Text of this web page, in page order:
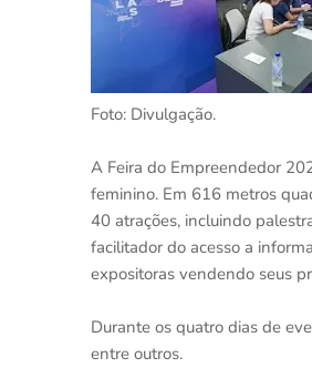
Foto: Divulgação.
A Feira do Empreendedor
feminino. Em 616 metros
40 atrações, incluindo
facilitador do acesso a
expositoras vendendo seus
Durante os quatro dias de
entre outros.